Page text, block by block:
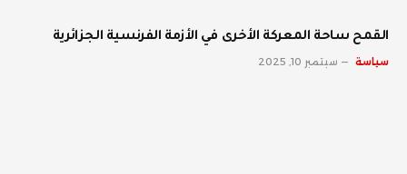
القمح ساحة المعركة الأخرى في الأزمة الفرنسية الجزائرية
سياسة سبتمبر 10, 2025